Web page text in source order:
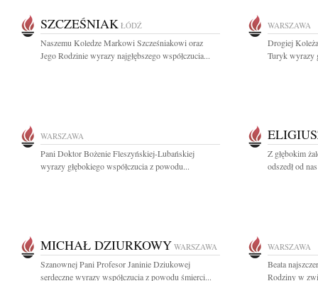
SZCZEŚNIAK ŁÓDŹ
Naszemu Koledze Markowi Szcześniakowi oraz
Jego Rodzinie wyrazy najgłębszego współczucia...
WARSZAWA
Drogiej
Turyk wyrazy
WARSZAWA
Pani Doktor Bożenie Fleszyńskiej-Lubańskiej
wyrazy głębokiego współczucia z powodu...
Z głębokim
odszedł od
MICHAŁ DZIURKOWY WARSZAWA
Szanownej Pani Profesor Janinie Dziukowej
serdeczne wyrazy współczucia z powodu śmierci...
WARSZAWA
Beata
Rodziny w